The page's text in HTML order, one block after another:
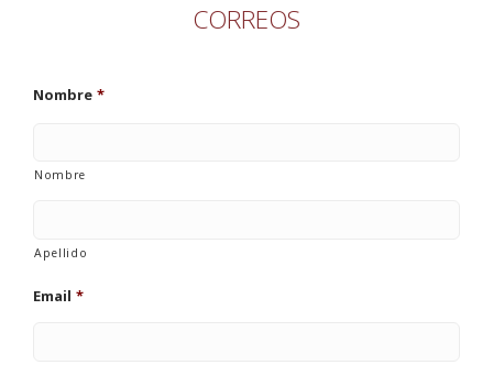
CORREOS
Nombre *
Nombre
Apellido
Email *